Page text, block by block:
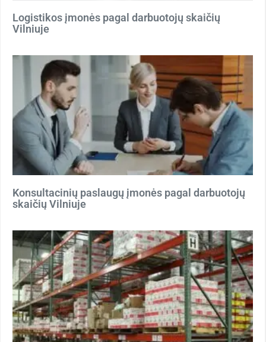
Logistikos įmonės pagal darbuotojų skaičių
Vilniuje
Konsultacinių paslaugų įmonės pagal darbuotojų
skaičių Vilniuje